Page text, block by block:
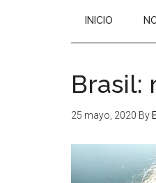
INICIO
Brasil:
25 mayo, 2020 By